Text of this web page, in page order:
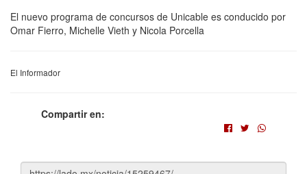
El nuevo programa de concursos de Unicable es conducido por
Omar Fierro, Michelle Vieth y Nicola Porcella
El Informador
Compartir en: